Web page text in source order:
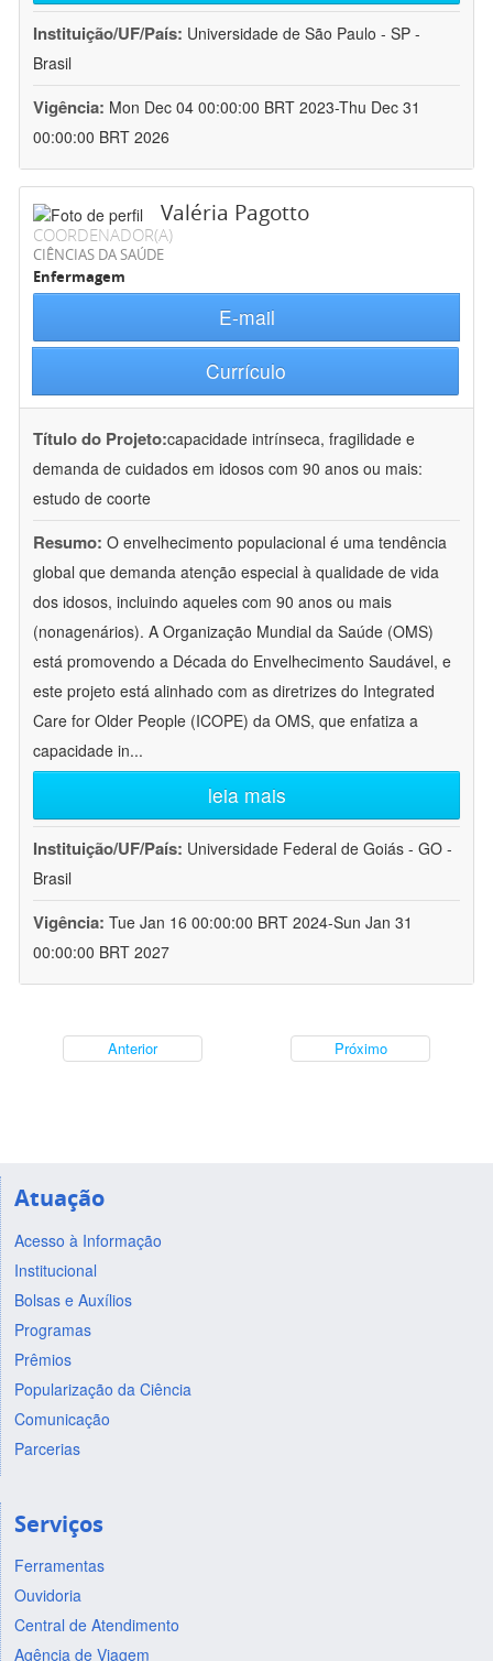
Instituição/UF/País: Universidade de São Paulo - SP -
Brasil
Vigência: Mon Dec 04 00:00:00 BRT 2023-Thu Dec 31
00:00:00 BRT 2026
Valéria Pagotto
COORDENADOR(A)
CIÊNCIAS DA SAÚDE
Enfermagem
E-mail
Currículo
Título do Projeto:capacidade intrínseca, fragilidade e
demanda de cuidados em idosos com 90 anos ou mais:
estudo de coorte
Resumo: O envelhecimento populacional é uma tendência
global que demanda atenção especial à qualidade de vida
dos idosos, incluindo aqueles com 90 anos ou mais
(nonagenários). A Organização Mundial da Saúde (OMS)
está promovendo a Década do Envelhecimento Saudável, e
este projeto está alinhado com as diretrizes do Integrated
Care for Older People (ICOPE) da OMS, que enfatiza a
capacidade in...
leia mais
Instituição/UF/País: Universidade Federal de Goiás - GO -
Brasil
Vigência: Tue Jan 16 00:00:00 BRT 2024-Sun Jan 31
00:00:00 BRT 2027
Anterior Próximo
Atuação
Acesso à Informação
Institucional
Bolsas e Auxílios
Programas
Prêmios
Popularização da Ciência
Comunicação
Parcerias
Serviços
Ferramentas
Ouvidoria
Central de Atendimento
Agência de Viagem